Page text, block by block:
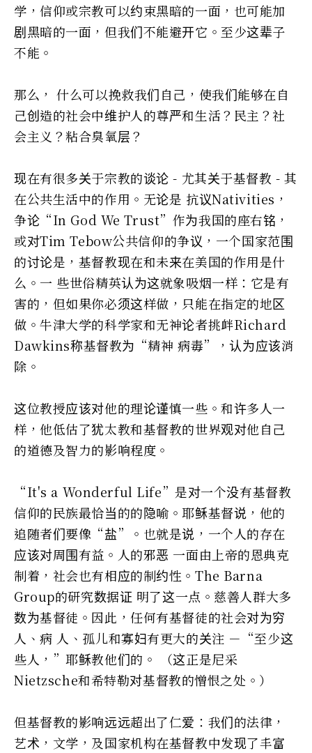
学，信仰或宗教可以约束黑暗的一面，也可能加
剧黑暗的一面，但我们不能避开它。至少这辈子
不能。
那么， 什么可以挽救我们自己，使我们能够在自
己创造的社会中维护人的尊严和生活？民主？社
会主义？粘合臭氧层？
现在有很多关于宗教的谈论 - 尤其关于基督教 - 其
在公共生活中的作用。无论是 抗议Nativities，
争论“In God We Trust”作为我国的座右铭，
或对Tim Tebow公共信仰的争议，一个国家范围
的讨论是，基督教现在和未来在美国的作用是什
么。一 些世俗精英认为这就象吸烟一样：它是有
害的，但如果你必须这样做，只能在指定的地区
做。牛津大学的科学家和无神论者挑衅Richard
Dawkins称基督教为“精神 病毒”，认为应该消
除。
这位教授应该对他的理论谨慎一些。和许多人一
样，他低估了犹太教和基督教的世界观对他自己
的道德及智力的影响程度。
“It's a Wonderful Life”是对一个没有基督教
信仰的民族最恰当的的隐喻。耶稣基督说，他的
追随者们要像“盐”。也就是说，一个人的存在
应该对周围有益。人的邪恶 一面由上帝的恩典克
制着，社会也有相应的制约性。The Barna
Group的研究数据证 明了这一点。慈善人群大多
数为基督徒。因此，任何有基督徒的社会对为穷
人、病 人、孤儿和寡妇有更大的关注 －“至少这
些人，”耶稣教他们的。 （这正是尼采
Nietzsche和希特勒对基督教的憎恨之处。）
但基督教的影响远远超出了仁爱：我们的法律，
艺术，文学，及国家机构在基督教中发现了丰富